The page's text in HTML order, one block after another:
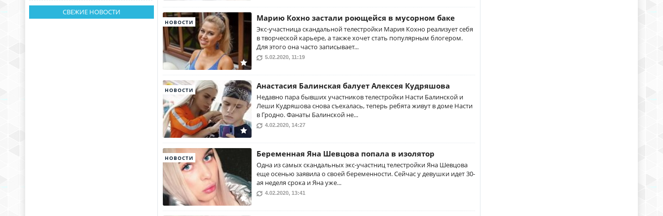
СВЕЖИЕ НОВОСТИ
НОВОСТИ Марию Кохно застали роющейся в мусорном баке
Экс-участница скандальной телестройки Мария Кохно реализует себя
в творческой карьере, а также хочет стать популярным блогером.
Для этого она часто записывает...
5.02.2020, 11:19
НОВОСТИ Анастасия Балинская балует Алексея Кудряшова
Недавно пара бывших участников телестройки Насти Балинской и
Леши Кудряшова снова съехалась, теперь ребята живут в доме Насти
в Гродно. Фанаты Балинской не...
4.02.2020, 14:27
НОВОСТИ Беременная Яна Шевцова попала в изолятор
Одна из самых скандальных экс-участниц телестройки Яна Шевцова
еще осенью заявила о своей беременности. Сейчас у девушки идет 30-
ая неделя срока и Яна уже...
4.02.2020, 13:41